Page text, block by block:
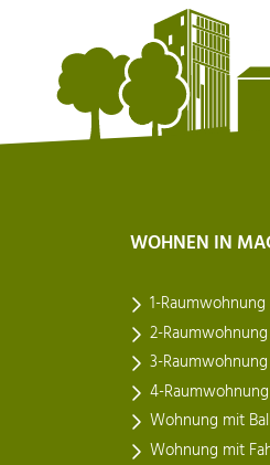
WOHNEN IN
1-Raumwohnung
2-Raumwohnung
3-Raumwohnung
4-Raumwohnung
Wohnung mit
Wohnung mit